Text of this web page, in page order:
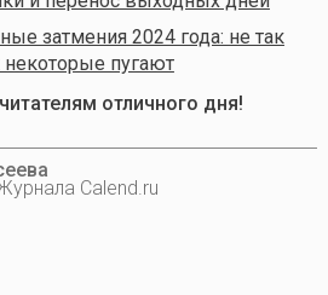
затмения 2024 года: не так
некоторые пугают
отличного дня!
Calend.ru